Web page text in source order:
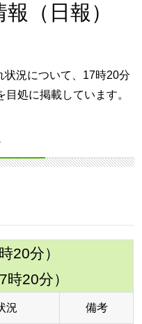
（日報）
況について、17時20分
処に掲載しています。
20分）
20分）
況 備考